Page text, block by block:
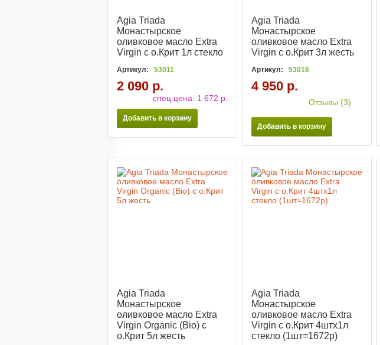
Agia Triada
Монастырское
оливковое масло Extra
Virgin с о.Крит 1л стекло
Артикул: 53011
2 090 р.
спец.цена: 1 672 р.
Добавить в корзину
Agia Triada
Монастырское
оливковое масло Extra
Virgin с о.Крит 3л жесть
Артикул: 53016
4 950 р.
Отзывы (3)
Добавить в корзину
Agia Triada
Монастырское
оливковое масло Extra
Virgin Organic (Bio) с
о.Крит 5л жесть
Agia Triada
Монастырское
оливковое масло Extra
Virgin с о.Крит 4штx1л
стекло (1шт=1672р)